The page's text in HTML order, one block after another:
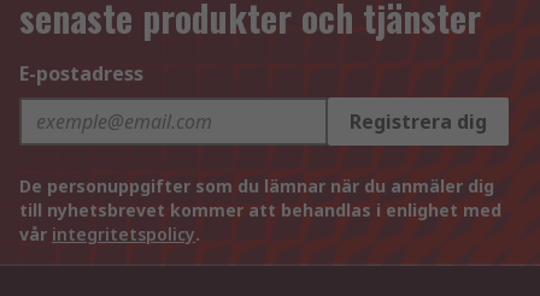
senaste produkter och tjänster
E-postadress
Registrera dig
De personuppgifter som du lämnar när du anmäler dig
till nyhetsbrevet kommer att behandlas i enlighet med
vår integritetspolicy.